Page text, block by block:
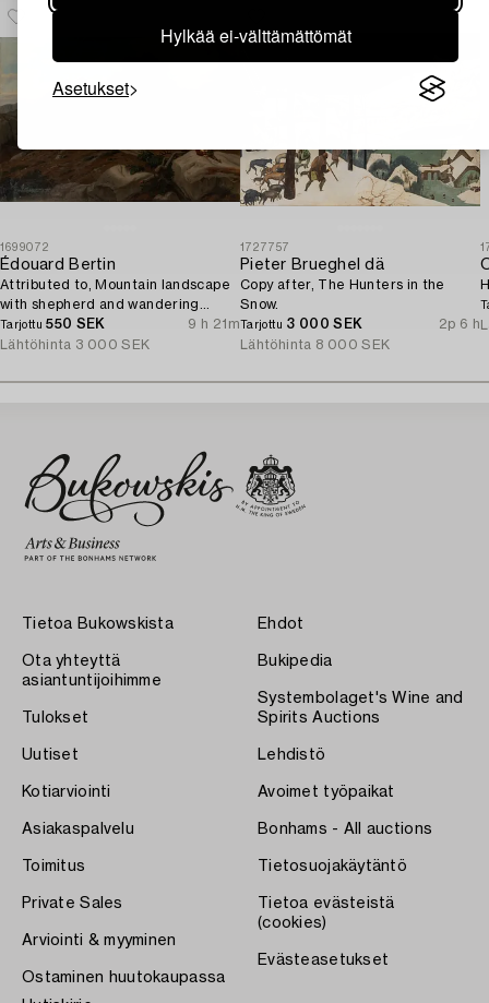
Hylkää ei-välttämättömät
Asetukset
1699072
Édouard Bertin
Attributed to, Mountain landscape
with shepherd and wandering
woman.
Tarjottu550 SEK
9 h 21m
Lähtöhinta 3 000 SEK
1727757
Pieter Brueghel dä
Copy after, The Hunters in the
Snow.
Tarjottu 3 000 SEK
2p 6 h
Lähtöhinta 8 000 SEK
Tietoa Bukowskista
Ota yhteyttä
asiantuntijoihimme
Tulokset
Uutiset
Kotiarviointi
Asiakaspalvelu
Toimitus
Private Sales
Arviointi & myyminen
Ostaminen huutokaupassa
Ehdot
Bukipedia
Systembolaget's Wine and
Spirits Auctions
Lehdistö
Avoimet työpaikat
Bonhams - All auctions
Tietosuojakäytäntö
Tietoa evästeistä
(cookies)
Evästeasetukset